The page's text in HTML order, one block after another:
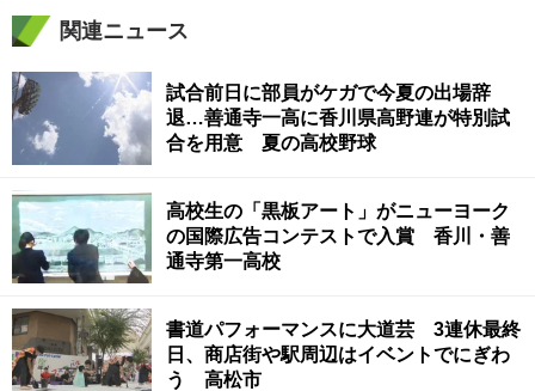
関連ニュース
試合前日に部員がケガで今夏の出場辞
退…善通寺一高に香川県高野連が特別試
合を用意 夏の高校野球
高校生の「黒板アート」がニューヨーク
の国際広告コンテストで入賞 香川・善
通寺第一高校
書道パフォーマンスに大道芸 3連休最終
日、商店街や駅周辺はイベントでにぎわ
う 高松市